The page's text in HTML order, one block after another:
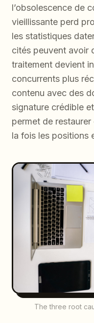
l’obsolescence de
vieillissante perd
les statistiques
cités peuvent avoir
traitement devient
concurrents plus
contenu avec des
signature crédible
permet de restaurer
la fois les positions
The three root